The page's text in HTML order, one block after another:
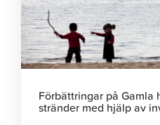
Förbättringar på Gamla
stränder med hjälp av